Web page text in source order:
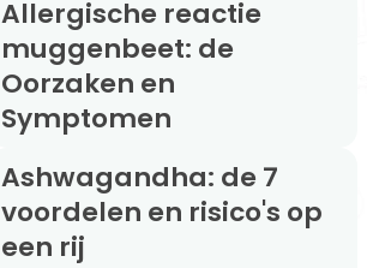
Allergische reactie
muggenbeet: de
Oorzaken en
Symptomen
Ashwagandha: de 7
voordelen en risico's op
een rij